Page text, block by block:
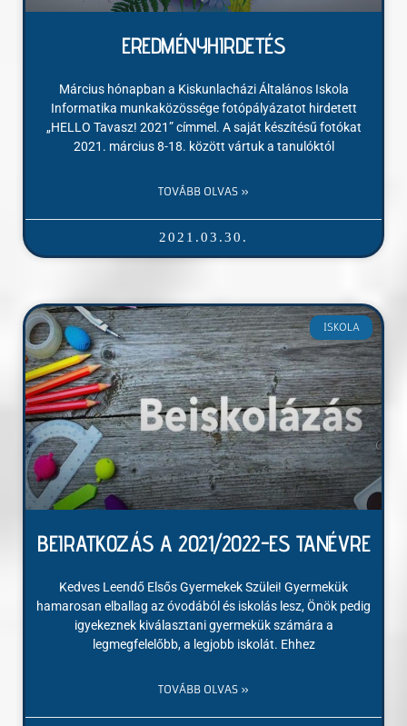
EREDMÉNYHIRDETÉS
Március hónapban a Kiskunlacházi Általános Iskola
Informatika munkaközössége fotópályázatot hirdetett
„HELLO Tavasz! 2021” címmel. A saját készítésű fotókat
2021. március 8-18. között vártuk a tanulóktól
TOVÁBB OLVAS »
2021.03.30.
ISKOLA
BEIRATKOZÁS A 2021/2022-ES TANÉVRE
Kedves Leendő Elsős Gyermekek Szülei! Gyermekük
hamarosan elballag az óvodából és iskolás lesz, Önök pedig
igyekeznek kiválasztani gyermekük számára a
legmegfelelőbb, a legjobb iskolát. Ehhez
TOVÁBB OLVAS »